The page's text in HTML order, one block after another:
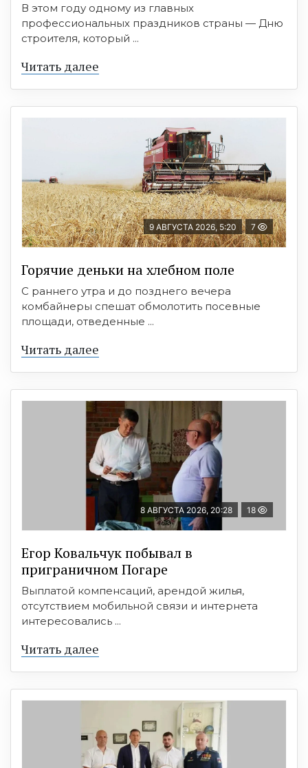
В этом году одному из главных
профессиональных праздников страны — Дню
строителя, который ...
Читать далее
9 АВГУСТА 2026, 5:20 7
Горячие деньки на хлебном поле
С раннего утра и до позднего вечера
комбайнеры спешат обмолотить посевные
площади, отведенные ...
Читать далее
8 АВГУСТА 2026, 20:28 18
Егор Ковальчук побывал в
приграничном Погаре
Выплатой компенсаций, арендой жилья,
отсутствием мобильной связи и интернета
интересовались ...
Читать далее